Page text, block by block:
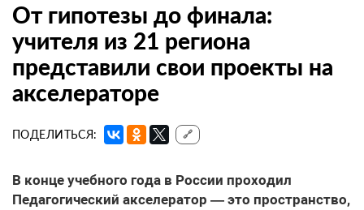
От гипотезы до финала:
учителя из 21 региона
представили свои проекты на
акселераторе
ПОДЕЛИТЬСЯ: 🔗
В конце учебного года в России проходил
Педагогический акселератор — это пространство,